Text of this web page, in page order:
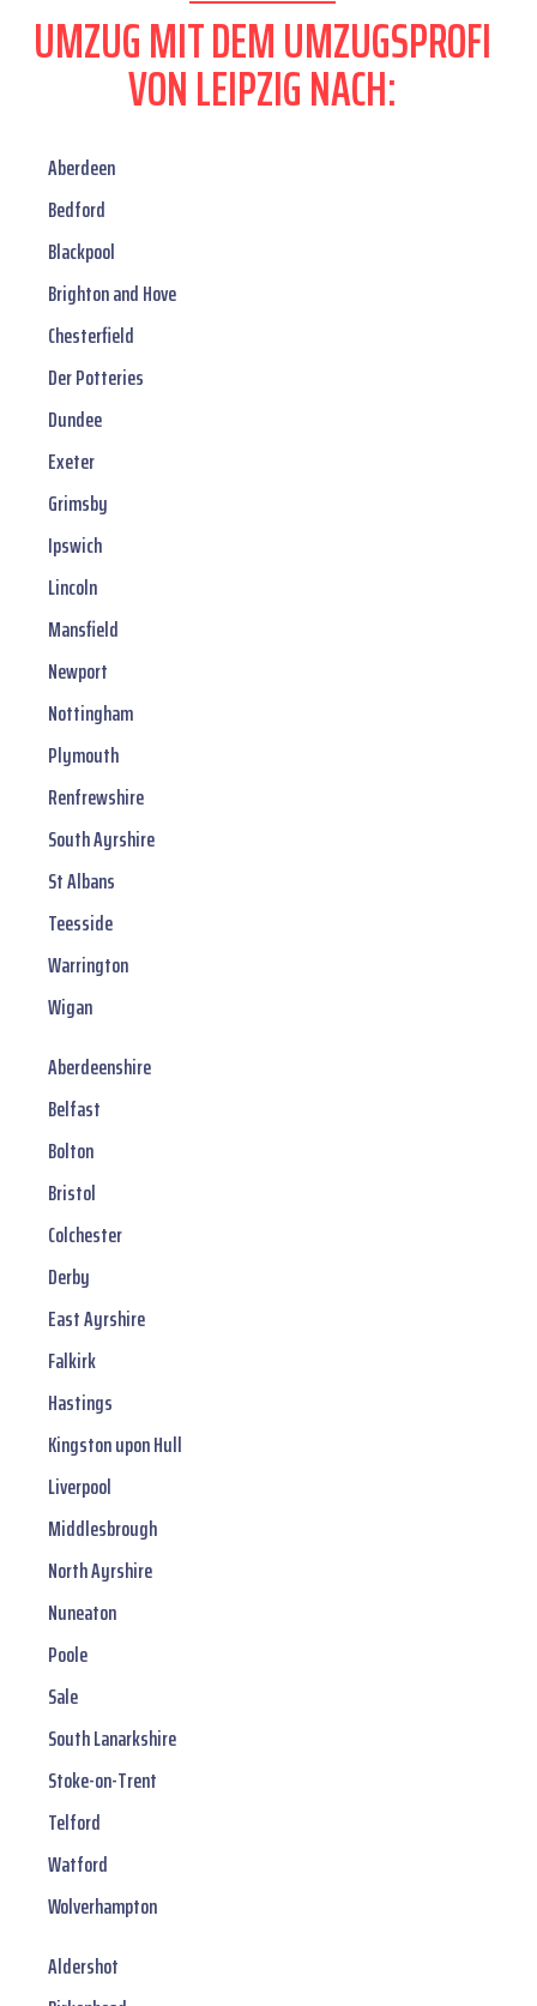
UMZUG MIT DEM UMZUGSPROFI
VON LEIPZIG NACH:
Aberdeen
Bedford
Blackpool
Brighton and Hove
Chesterfield
Der Potteries
Dundee
Exeter
Grimsby
Ipswich
Lincoln
Mansfield
Newport
Nottingham
Plymouth
Renfrewshire
South Ayrshire
St Albans
Teesside
Warrington
Wigan
Aberdeenshire
Belfast
Bolton
Bristol
Colchester
Derby
East Ayrshire
Falkirk
Hastings
Kingston upon Hull
Liverpool
Middlesbrough
North Ayrshire
Nuneaton
Poole
Sale
South Lanarkshire
Stoke-on-Trent
Telford
Watford
Wolverhampton
Aldershot